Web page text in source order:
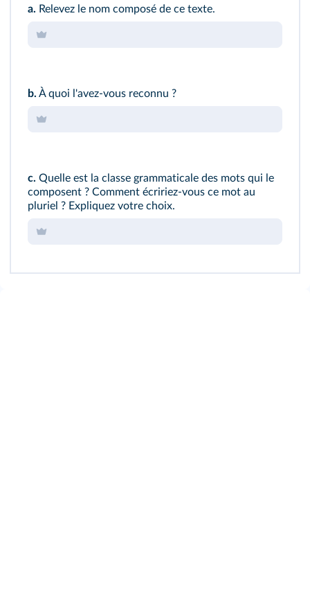
a. Relevez le nom composé de ce texte.
b. À quoi l'avez‑vous reconnu ?
c. Quelle est la classe grammaticale des mots qui le
composent ? Comment écririez‑vous ce mot au
pluriel ? Expliquez votre choix.